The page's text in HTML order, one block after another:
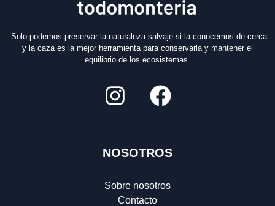
¨Solo podemos preservar la naturaleza salvaje si la conocemos de cerca
y la caza es la mejor herramienta para conservarla y mantener el
equilibrio de los ecosistemas¨
NOSOTROS
Sobre nosotros
Contacto